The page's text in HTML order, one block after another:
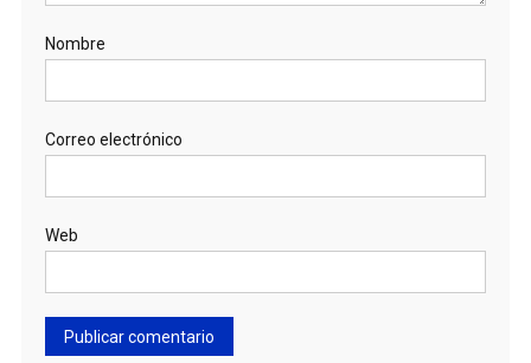
Nombre
Correo electrónico
Web